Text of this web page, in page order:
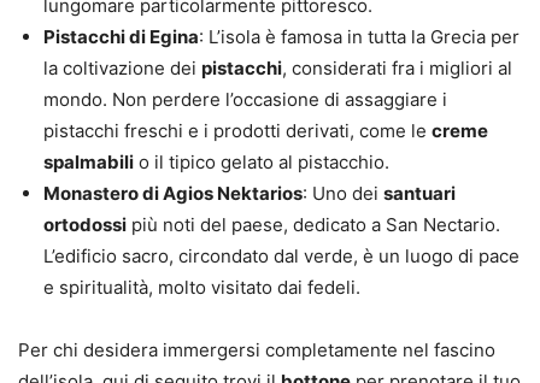
lungomare particolarmente pittoresco.
Pistacchi di Egina: L’isola è famosa in tutta la Grecia per
la coltivazione dei pistacchi, considerati fra i migliori al
mondo. Non perdere l’occasione di assaggiare i
pistacchi freschi e i prodotti derivati, come le creme
spalmabili o il tipico gelato al pistacchio.
Monastero di Agios Nektarios: Uno dei santuari
ortodossi più noti del paese, dedicato a San Nectario.
L’edificio sacro, circondato dal verde, è un luogo di pace
e spiritualità, molto visitato dai fedeli.
Per chi desidera immergersi completamente nel fascino